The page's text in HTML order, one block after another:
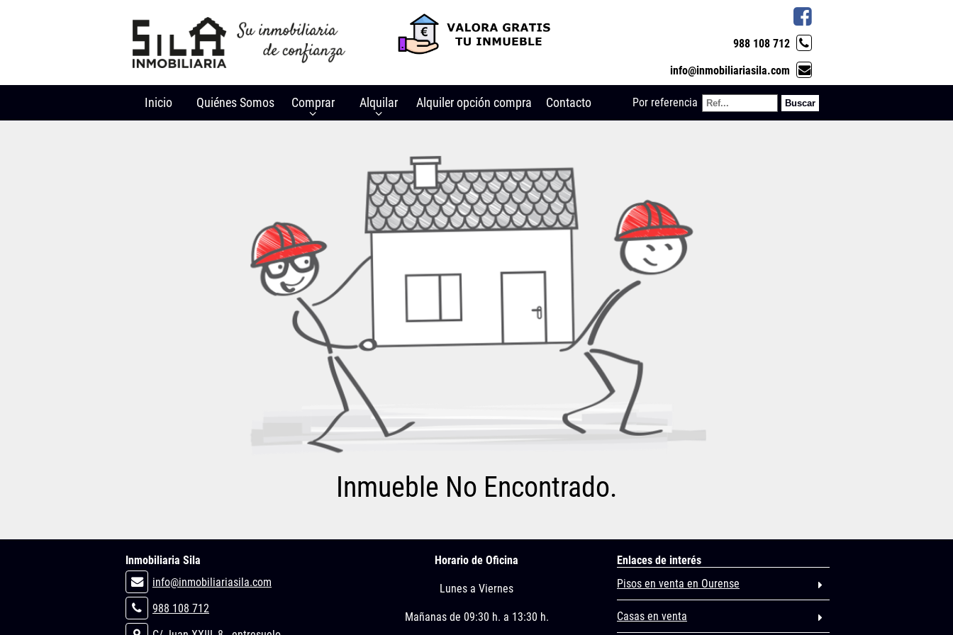
988 108 712
info@inmobiliariasila.com
Inicio Quiénes Somos Comprar Alquilar Alquiler opción compra Contacto Por referencia
Inmueble No Encontrado.
Inmobiliaria Sila
info@inmobiliariasila.com
988 108 712
Horario de Oficina
Lunes a Viernes
Mañanas de 09:30 h. a 13:30 h.
Enlaces de interés
Pisos en venta en Ourense
Casas en venta